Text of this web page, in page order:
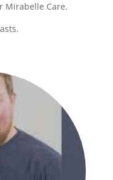
Mirabelle Care.